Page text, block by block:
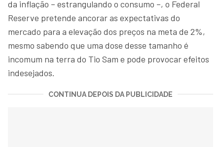
da inflação – estrangulando o consumo –, o Federal
Reserve pretende ancorar as expectativas do
mercado para a elevação dos preços na meta de 2%,
mesmo sabendo que uma dose desse tamanho é
incomum na terra do Tio Sam e pode provocar efeitos
indesejados.
CONTINUA DEPOIS DA PUBLICIDADE